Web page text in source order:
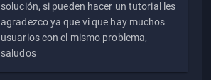
solución, si pueden hacer un tutorial les
agradezco ya que vi que hay muchos
usuarios con el mismo problema,
saludos